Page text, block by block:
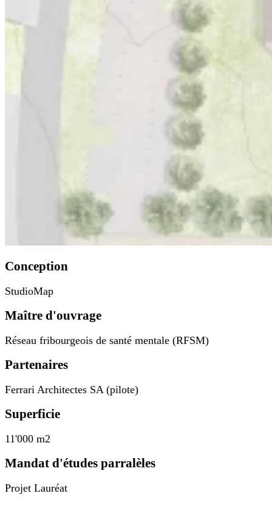
Conception
StudioMap
Maître d'ouvrage
Réseau fribourgeois de santé mentale (RFSM)
Partenaires
Ferrari Architectes SA (pilote)
Superficie
11'000 m2
Mandat d'études parralèles
Projet Lauréat